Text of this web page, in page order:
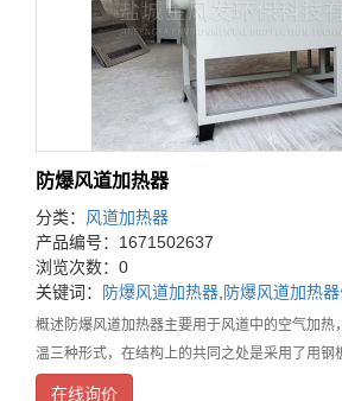
防爆风道加热器
分类： 风道加热器
产品编号：1671502637
浏览次数：0
关键词：
防爆风道加热器 防爆风道加热
概述防爆风道加热器主要用于风道中的空气加热
温三种形式，在结构上的共同之处是采用了用钢
停止时电热管的振动，在接线盒中都装有超温控
在线询价